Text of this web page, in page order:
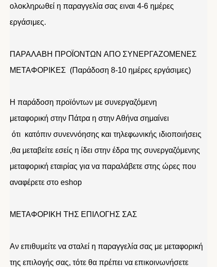
ολοκληρωθεί η παραγγελία σας ειναι 4-6 ημέρες
εργάσιμες.
ΠΑΡΑΛΑΒΗ ΠΡΟΪΟΝΤΩΝ ΑΠΟ ΣΥΝΕΡΓΑΖΟΜΕΝΕΣ
ΜΕΤΑΦΟΡΙΚΕΣ (Παράδοση 8-10 ημέρες εργάσιμες)
Η παράδοση προϊόντων με συνεργαζόμενη
μεταφορική στην Πάτρα η στην Αθήνα σημαίνει
ότι κατόπιν συνεννόησης και τηλεφωνικής ιδιοποιήσεις
,θα μεταβείτε εσείς η ίδει στην έδρα της συνεργαζόμενης
μεταφορική εταιρίας για να παραλάβετε στης ώρες που
αναφέρετε στο eshop
ΜΕΤΑΦΟΡΙΚΗ ΤΗΣ ΕΠΙΛΟΓΗΣ ΣΑΣ
Αν επιθυμείτε να σταλεί η παραγγελία σας με μεταφορική
της επιλογής σας, τότε θα πρέπει να επικοινωνήσετε